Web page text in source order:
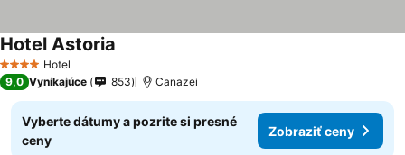
4 Počet hviezdičiek
Hotel
Hotel Astoria
9,0 Vynikajúce 853 Canazei
Vyberte dátumy a pozrite si presné
ceny
Zobraziť ceny